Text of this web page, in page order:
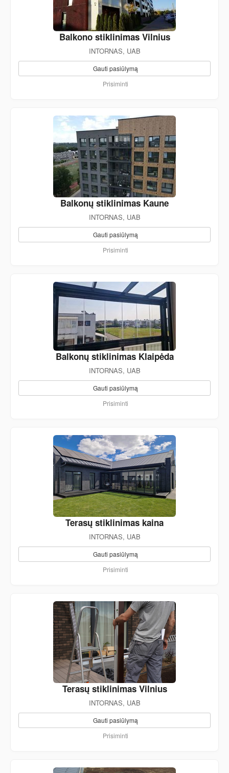
Balkono stiklinimas Vilnius
INTORNAS, UAB
Gauti pasiūlymą
Prisiminti
Balkonų stiklinimas Kaune
INTORNAS, UAB
Gauti pasiūlymą
Prisiminti
Balkonų stiklinimas Klaipėda
INTORNAS, UAB
Gauti pasiūlymą
Prisiminti
Terasų stiklinimas kaina
INTORNAS, UAB
Gauti pasiūlymą
Prisiminti
Terasų stiklinimas Vilnius
INTORNAS, UAB
Gauti pasiūlymą
Prisiminti